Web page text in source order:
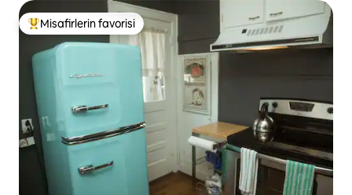
Misafirlerin favorilerinden en beğenilenler arasında
Misafirlerin favorisi